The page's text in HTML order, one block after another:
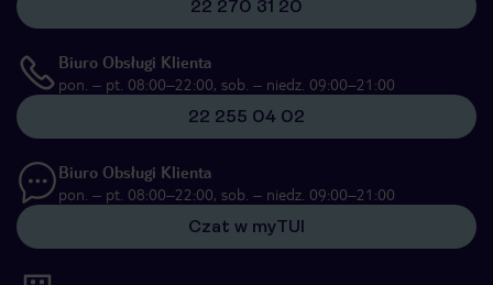
22 270 31 20
Biuro Obsługi Klienta
pon. – pt. 08:00–22:00, sob. – niedz. 09:00–21:00
22 255 04 02
Biuro Obsługi Klienta
pon. – pt. 08:00–22:00, sob. – niedz. 09:00–21:00
Czat w myTUI